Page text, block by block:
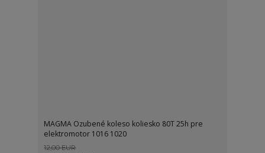
MAGMA Ozubené koleso koliesko 80T 25h pre
elektromotor 1016 1020
12,00 EUR